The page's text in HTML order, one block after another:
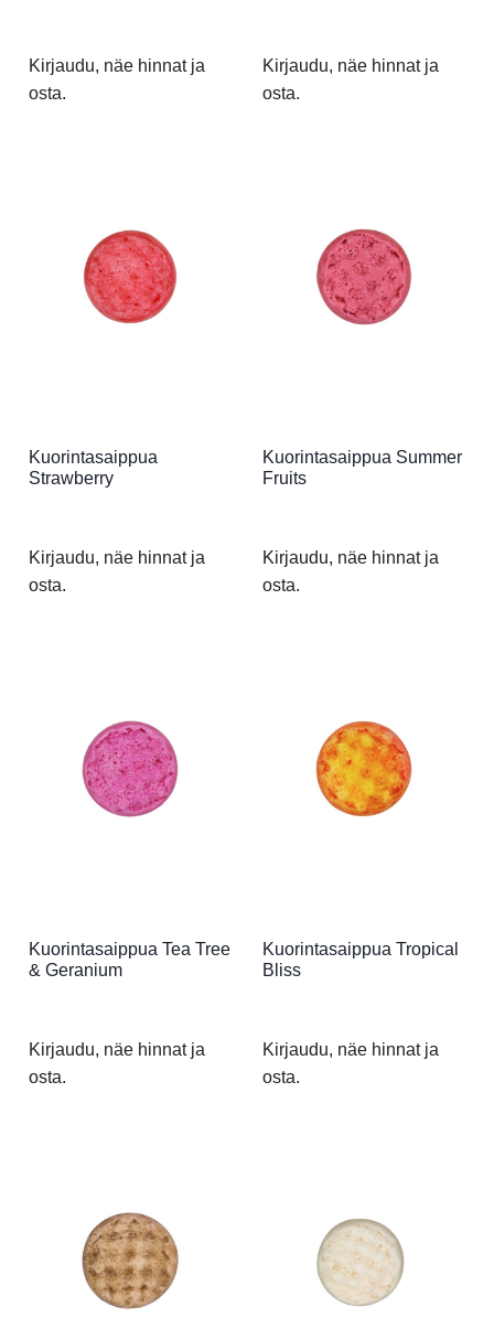
Kirjaudu, näe hinnat ja
osta.
Kirjaudu, näe hinnat ja
osta.
Kuorintasaippua
Strawberry
Kirjaudu, näe hinnat ja
osta.
Kuorintasaippua Summer
Fruits
Kirjaudu, näe hinnat ja
osta.
Kuorintasaippua Tea Tree
& Geranium
Kirjaudu, näe hinnat ja
osta.
Kuorintasaippua Tropical
Bliss
Kirjaudu, näe hinnat ja
osta.